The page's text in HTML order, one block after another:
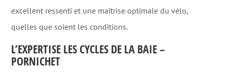
excellent ressenti et une maîtrise optimale du vélo,
quelles que soient les conditions.
L’EXPERTISE LES CYCLES DE LA BAIE –
PORNICHET